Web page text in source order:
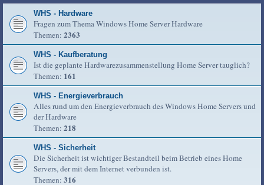
WHS - Hardware
Fragen zum Thema Windows Home Server Hardware
Themen: 2363
WHS - Kaufberatung
Ist die geplante Hardwarezusammenstellung Home Server tauglich?
Themen: 161
WHS - Energieverbrauch
Alles rund um den Energieverbrauch des Windows Home Servers und
der Hardware
Themen: 218
WHS - Sicherheit
Die Sicherheit ist wichtiger Bestandteil beim Betrieb eines Home
Servers, der mit dem Internet verbunden ist.
Themen: 316